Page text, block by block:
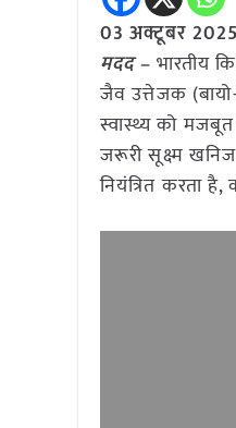
03 अक्टूबर
मदद – भारतीय
जैव उत्तेजक
स्वास्थ्य को
जरूरी सूक्ष्म
नियंत्रित करता